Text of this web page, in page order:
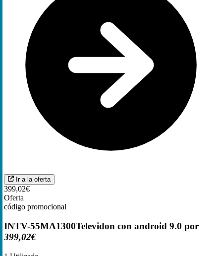
Ir a la oferta
399,02€
Oferta
código promocional
INTV-55MA1300Televidon con android 9.0 por
399,02€